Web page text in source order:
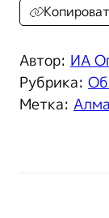
Автор: ИА
Рубрика:
Метка: